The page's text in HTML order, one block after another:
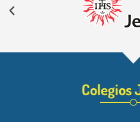
Colegios